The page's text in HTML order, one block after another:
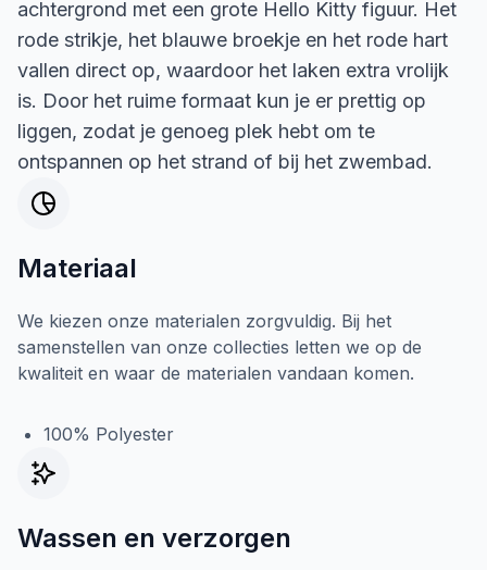
achtergrond met een grote Hello Kitty figuur. Het
rode strikje, het blauwe broekje en het rode hart
vallen direct op, waardoor het laken extra vrolijk
is. Door het ruime formaat kun je er prettig op
liggen, zodat je genoeg plek hebt om te
ontspannen op het strand of bij het zwembad.
Materiaal
We kiezen onze materialen zorgvuldig. Bij het
samenstellen van onze collecties letten we op de
kwaliteit en waar de materialen vandaan komen.
100% Polyester
Wassen en verzorgen